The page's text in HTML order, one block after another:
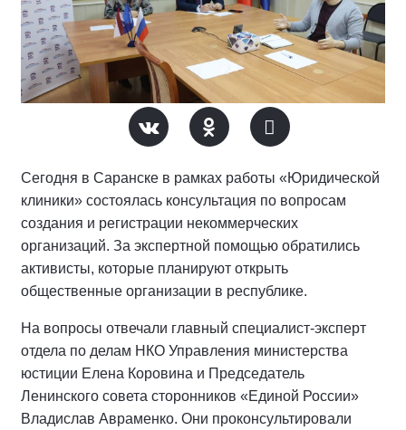
Сегодня в Саранске в рамках работы «Юридической
клиники» состоялась консультация по вопросам
создания и регистрации некоммерческих
организаций. За экспертной помощью обратились
активисты, которые планируют открыть
общественные организации в республике.
На вопросы отвечали главный специалист-эксперт
отдела по делам НКО Управления министерства
юстиции Елена Коровина и Председатель
Ленинского совета сторонников «Единой России»
Владислав Авраменко. Они проконсультировали